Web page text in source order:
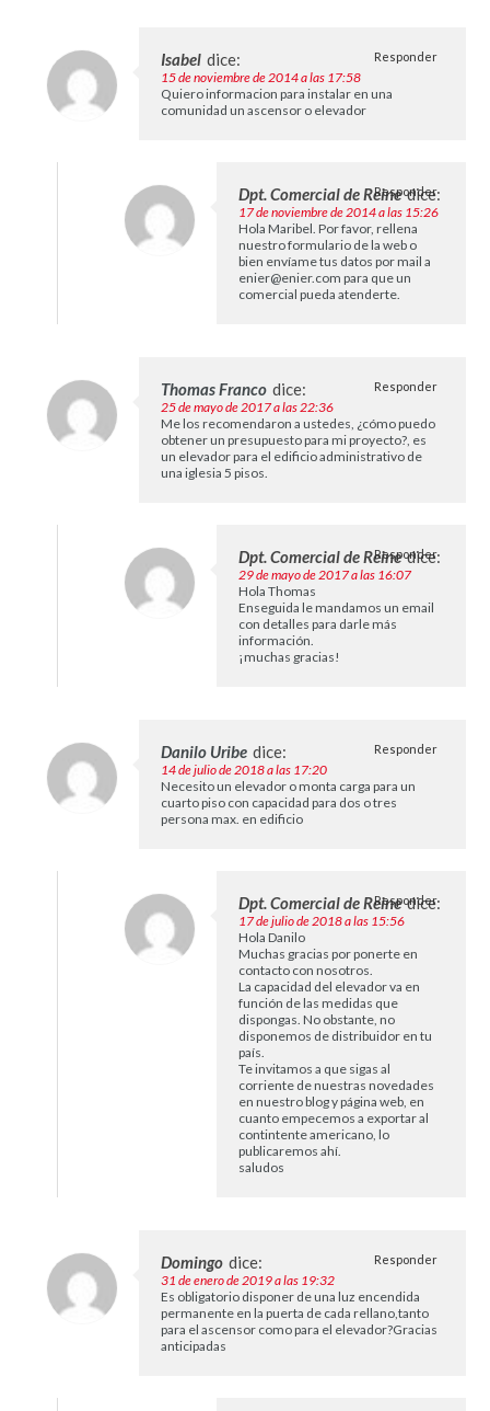
Isabel dice:
15 de noviembre de 2014 a las 17:58
Quiero informacion para instalar en una
comunidad un ascensor o elevador
Responder
Dpt. Comercial de Reine dice:
17 de noviembre de 2014 a las 15:26
Hola Maribel. Por favor, rellena
nuestro formulario de la web o
bien envíame tus datos por mail a
enier@enier.com para que un
comercial pueda atenderte.
Responder
Thomas Franco dice:
25 de mayo de 2017 a las 22:36
Me los recomendaron a ustedes, ¿cómo puedo
obtener un presupuesto para mi proyecto?, es
un elevador para el edificio administrativo de
una iglesia 5 pisos.
Responder
Dpt. Comercial de Reine dice:
29 de mayo de 2017 a las 16:07
Hola Thomas
Enseguida le mandamos un email
con detalles para darle más
información.
¡muchas gracias!
Responder
Danilo Uribe dice:
14 de julio de 2018 a las 17:20
Necesito un elevador o monta carga para un
cuarto piso con capacidad para dos o tres
persona max. en edificio
Responder
Dpt. Comercial de Reine dice:
17 de julio de 2018 a las 15:56
Hola Danilo
Muchas gracias por ponerte en
contacto con nosotros.
La capacidad del elevador va en
función de las medidas que
dispongas. No obstante, no
disponemos de distribuidor en tu
país.
Te invitamos a que sigas al
corriente de nuestras novedades
en nuestro blog y página web, en
cuanto empecemos a exportar al
contintente americano, lo
publicaremos ahí.
saludos
Responder
Domingo dice:
31 de enero de 2019 a las 19:32
Es obligatorio disponer de una luz encendida
permanente en la puerta de cada rellano,tanto
para el ascensor como para el elevador?Gracias
anticipadas
Responder